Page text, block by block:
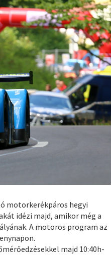
motorkerékpáros hegyi
idézi majd, amikor még a
A motoros program az
majd 10:40h-